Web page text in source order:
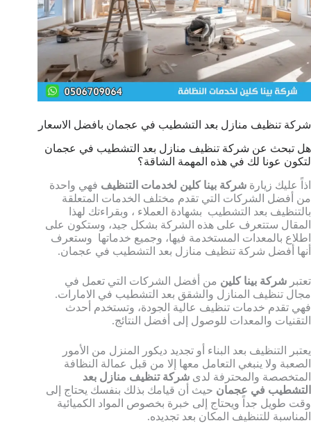
شركة تنظيف منازل بعد التشطيب في عجمان بافضل الاسعار
هل تبحث عن شركة تنظيف منازل بعد التشطيب في عجمان
لتكون عونا لك في هذه المهمة الشاقة؟
اذاً عليك زيارة شركة بينا كلين لخدمات التنظيف فهي واحدة
من أفضل الشركات التي تقدم مختلف الخدمات المتعلقة
بالتنظيف بعد التشطيب بشهادة العملاء ، وبقراءتك لهذا
المقال ستتعرف على هذه الشركة بشكل جيد، وستكون على
اطلاع بالمعدات المستخدمة فيها، وجميع خدماتها وستعرف
أنها أفضل شركة تنظيف منازل بعد التشطيب في عجمان.
تعتبر شركة بينا كلين من أفضل الشركات التي تعمل في
مجال تنظيف المنازل والشقق بعد التشطيب في الامارات.
فهي تقدم خدمات تنظيف عالية الجودة، وتستخدم أحدث
التقنيات والمعدات للوصول إلى أفضل النتائج.
يعتبر التنظيف بعد البناء أو تجديد ديكور المنزل من الأمور
الصعبة ولا ينبغي التعامل معها إلا من قبل عمالة النظافة
المتخصصة والمحترفة لدى شركة تنظيف منازل بعد
التشطيب في عجمان حيث أن قيامك بذلك بنفسك يحتاج إلى
وقت طويل جداً ويحتاج إلى خبرة بخصوص المواد الكميائية
المناسبة للتنظيف المكان بعد تجديده.